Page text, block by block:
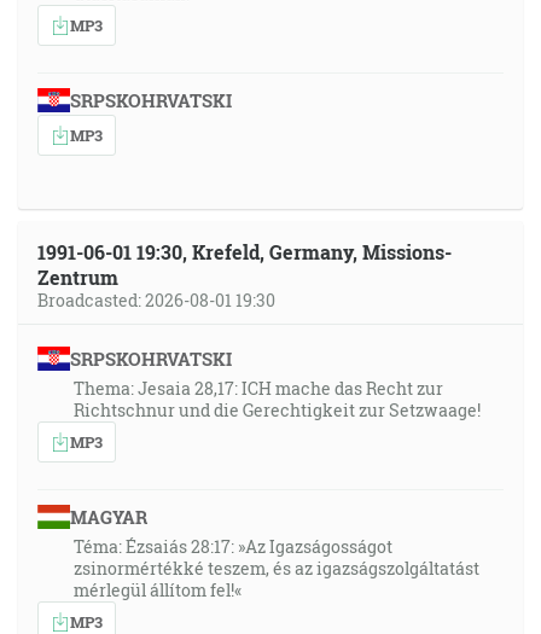
MP3
SRPSKOHRVATSKI
MP3
1991-06-01 19:30, Krefeld, Germany, Missions-
Zentrum
Broadcasted: 2026-08-01 19:30
SRPSKOHRVATSKI
Thema: Jesaia 28,17: ICH mache das Recht zur
Richtschnur und die Gerechtigkeit zur Setzwaage!
MP3
MAGYAR
Téma: Ézsaiás 28:17: »Az Igazságosságot
zsinormértékké teszem, és az igazságszolgáltatást
mérlegül állítom fel!«
MP3